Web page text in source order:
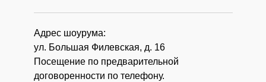
Адрес шоурума:
ул. Большая Филевская, д. 16
Посещение по предварительной
договоренности по телефону.